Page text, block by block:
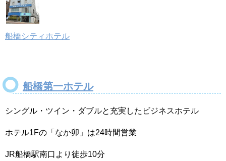
船橋シティホテル
船橋第一ホテル
シングル・ツイン・ダブルと充実したビジネスホテル
ホテル1Fの「なか卯」は24時間営業
JR船橋駅南口より徒歩10分